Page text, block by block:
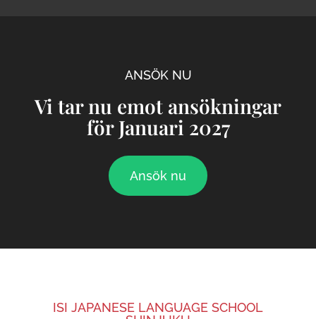
ANSÖK NU
Vi tar nu emot ansökningar
för Januari 2027
Ansök nu
ISI JAPANESE LANGUAGE SCHOOL